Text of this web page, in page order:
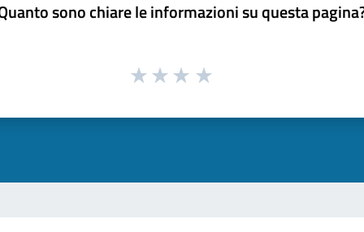
sono chiare le informazioni su questa